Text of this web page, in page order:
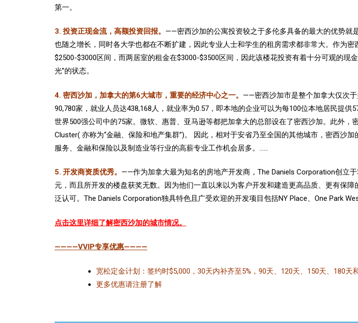
第一。
3. 投资正现金流，高额投资回报。 ——密西沙加的公寓投资较之于多伦多具备的最大的优势就
也随之增长，同时各大学也都在不断扩建，因此专业人士和学生的租房需求都非常大。作为密
$2500-$3000区间，而两居室的租金在$3000-$3500区间，因此该楼花投资有着十分可观的现
光”的状态。
4. 密西沙加，加拿大的第6大城市，重要的经济中心之一。 ——密西沙加市是整个加拿大仅次
90,780家，就业人员达438,168人，就业率为0.57，即本地的企业可以为每100位本地居民提
世界500强公司中的75家。微软、惠普、亚马逊等都把加拿大的总部设在了密西沙加。此外，
Cluster( 亦称为“金融、保险和地产集群”)。 因此，相对于安省乃至全国的其他城市，密西沙
服务、金融和保险以及制造业等行业的高薪专业工作机会居多。……
5. 开发商资质优秀。 ——作为加拿大最为知名的房地产开发商，The Daniels Corporation创立
元，而且所开发的楼盘获奖无数。因为他们一直以来以为客户开发和建造更高品质、更有保障
泛认可。 The Daniels Corporation独具特色且广受欢迎的开发项目包括NY Place、One Park
点击这里详细了解密西沙加的城市情况。
————VVIP专享优惠————
宽松定金计划：签约时$5,000，30天内补齐至5%，90天、120天、150天、180天
更多优惠请注册了解